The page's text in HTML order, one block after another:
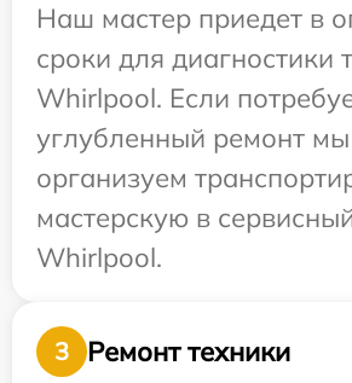
Наш мастер приедет в
сроки для диагностики
Whirlpool. Если
углубленный ремонт мы
организуем
мастерскую в
Whirlpool.
3
Ремонт техники